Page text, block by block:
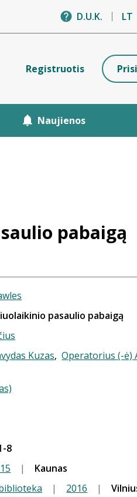
D.U.K. LT
Registruotis
Naujienos
pabaigą
pasaulio pabaigą
Kuzas,Operatorius (-ė)
8
|
Kaunas
| 2016 |